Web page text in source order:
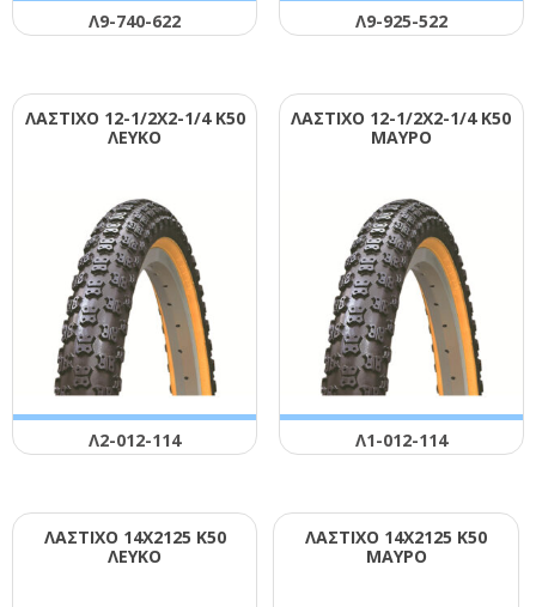
Λ9-740-622 Λ9-925-522
ΛΑΣΤΙΧΟ 12-1/2Χ2-1/4 Κ50
ΛΕΥΚΟ
Λ2-012-114
ΛΑΣΤΙΧΟ 12-1/2Χ2-1/4 Κ50
ΜΑΥΡΟ
Λ1-012-114
ΛΑΣΤΙΧΟ 14Χ2125 Κ50
ΛΕΥΚΟ
ΛΑΣΤΙΧΟ 14Χ2125 Κ50
ΜΑΥΡΟ